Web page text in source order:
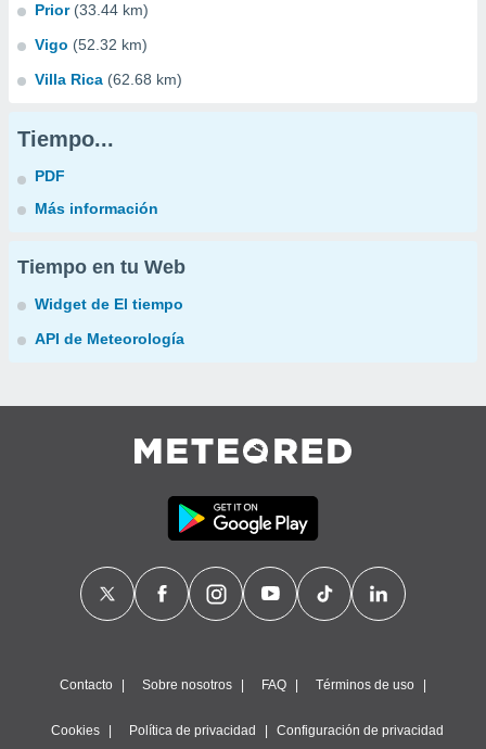
Prior (33.44 km)
Vigo (52.32 km)
Villa Rica (62.68 km)
Tiempo...
PDF
Más información
Tiempo en tu Web
Widget de El tiempo
API de Meteorología
Contacto Sobre nosotros FAQ Términos de uso
Cookies Política de privacidad Configuración de privacidad